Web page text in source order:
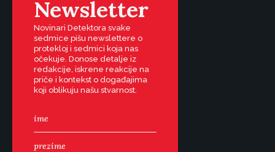
Newsletter
Novinari Detektora svake
sedmice pišu newslettere o
protekloj i sedmici koja nas
očekuje. Donose detalje iz
redakcije, iskrene reakcije na
priče i kontekst o događajima
koji oblikuju našu stvarnost.